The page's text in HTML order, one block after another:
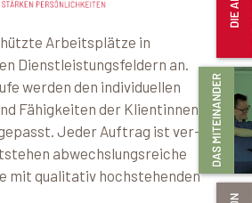
Arbeitsplätze in
Dienstleistungsfeldern an.
werden den individuellen
Fähigkeiten der Klien­tinnen
Jeder Auftrag ist ver­
abwechslungsreiche
mit qualitativ hochstehenden